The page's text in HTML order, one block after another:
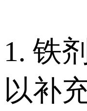
1. 铁
以补